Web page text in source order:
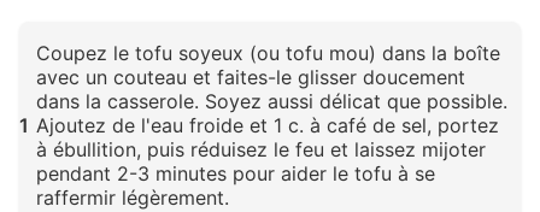
1
Coupez le tofu soyeux (ou tofu mou) dans la boîte
avec un couteau et faites-le glisser doucement
dans la casserole. Soyez aussi délicat que possible.
Ajoutez de l'eau froide et 1 c. à café de sel, portez
à ébullition, puis réduisez le feu et laissez mijoter
pendant 2-3 minutes pour aider le tofu à se
raffermir légèrement.